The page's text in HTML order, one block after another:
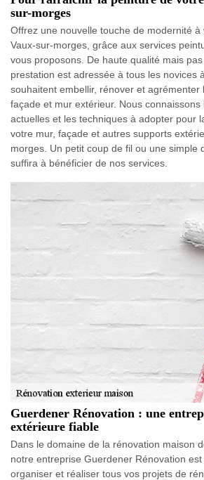
sur-morges
Offrez une nouvelle touche de modernité
Vaux-sur-morges, grâce aux services
vous proposons. De haute qualité mais
prestation est adressée à tous les novices
souhaitent embellir, rénover et agrémenter
façade et mur extérieur. Nous connaissons
actuelles et les techniques à adopter pour
votre mur, façade et autres supports
morges. Un petit coup de fil ou une simple
suffira à bénéficier de nos services.
Guerdener Rénovation : une
extérieure fiable
Dans le domaine de la rénovation maison
notre entreprise Guerdener Rénovation
organiser et réaliser tous vos projets de